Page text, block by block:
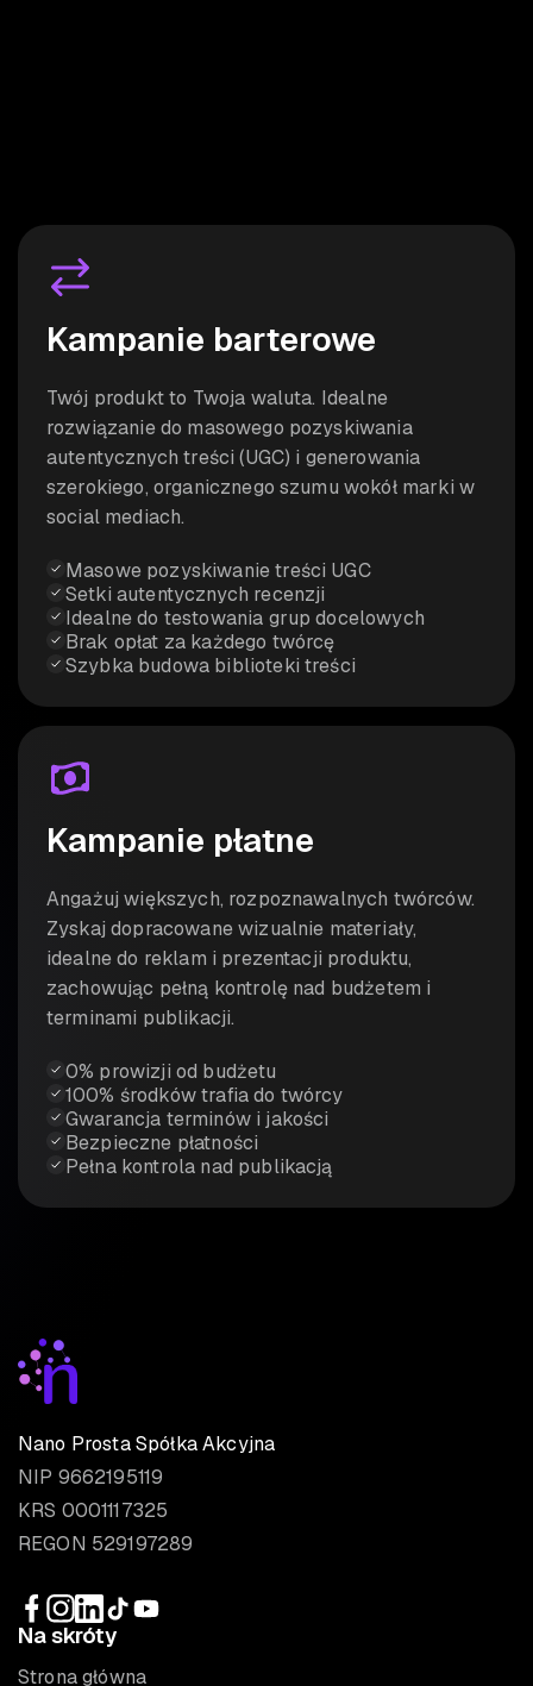
Kampanie barterowe
Twój produkt to Twoja waluta. Idealne
rozwiązanie do masowego pozyskiwania
autentycznych treści (UGC) i generowania
szerokiego, organicznego szumu wokół marki w
social mediach.
Masowe pozyskiwanie treści UGC
Setki autentycznych recenzji
Idealne do testowania grup docelowych
Brak opłat za każdego twórcę
Szybka budowa biblioteki treści
Kampanie płatne
Angażuj większych, rozpoznawalnych twórców.
Zyskaj dopracowane wizualnie materiały,
idealne do reklam i prezentacji produktu,
zachowując pełną kontrolę nad budżetem i
terminami publikacji.
0% prowizji od budżetu
100% środków trafia do twórcy
Gwarancja terminów i jakości
Bezpieczne płatności
Pełna kontrola nad publikacją
Nano Prosta Spółka Akcyjna
NIP 9662195119
KRS 0001117325
REGON 529197289
Na skróty
Strona główna